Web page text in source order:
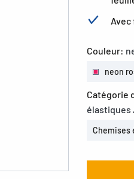
Couleur:
neon
Catégorie
élastiques
Chemises